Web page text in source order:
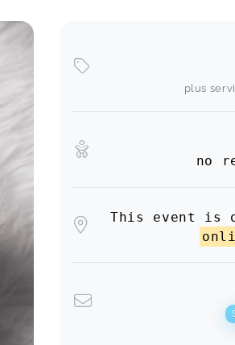
Feb 14
plus
no
This event is